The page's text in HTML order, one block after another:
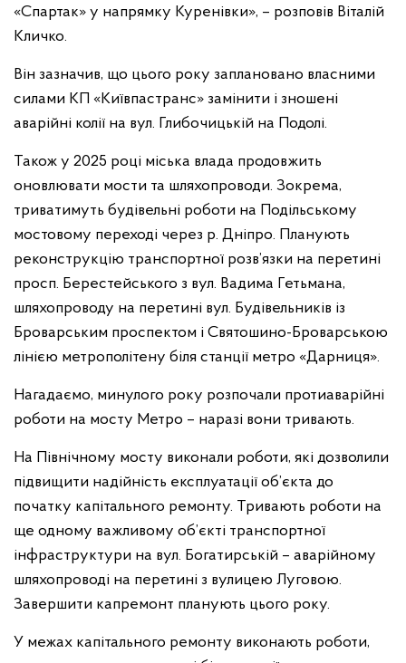
«Спартак» у напрямку Куренівки», – розповів Віталій
Кличко.
Він зазначив, що цього року заплановано власними
силами КП «Київпастранс» замінити і зношені
аварійні колії на вул. Глибочицькій на Подолі.
Також у 2025 році міська влада продовжить
оновлювати мости та шляхопроводи. Зокрема,
триватимуть будівельні роботи на Подільському
мостовому переході через р. Дніпро. Планують
реконструкцію транспортної розв’язки на перетині
просп. Берестейського з вул. Вадима Гетьмана,
шляхопроводу на перетині вул. Будівельників із
Броварським проспектом і Святошино-Броварською
лінією метрополітену біля станції метро «Дарниця».
Нагадаємо, минулого року розпочали протиаварійні
роботи на мосту Метро – наразі вони тривають.
На Північному мосту виконали роботи, які дозволили
підвищити надійність експлуатації об’єкта до
початку капітального ремонту. Тривають роботи на
ще одному важливому об’єкті транспортної
інфраструктури на вул. Богатирській – аварійному
шляхопроводі на перетині з вулицею Луговою.
Завершити капремонт планують цього року.
У межах капітального ремонту виконають роботи,